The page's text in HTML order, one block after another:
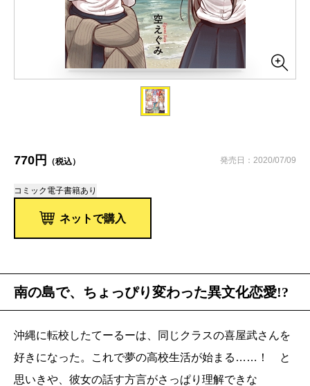
770円 （税込） 発売日：2020/07/09
コミック 電子書籍あり
ネットで購入
南の島で、ちょっぴり変わった異文化恋愛!?
沖縄に転校したてーるーは、同じクラスの喜屋武さんを
好きになった。これで夢の高校生活が始まる……！ と
思いきや、彼女の話す方言がさっぱり理解できな